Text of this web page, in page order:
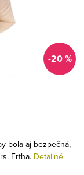
-20 %
bola aj bezpečná,
Ertha. Detailné